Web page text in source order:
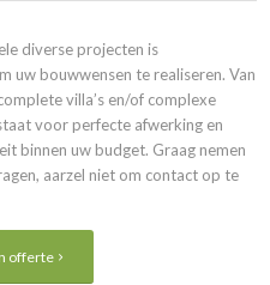
diverse projecten is
uw bouwwensen te realiseren. Van
villa’s en/of complexe
voor perfecte afwerking en
binnen uw budget. Graag nemen
aarzel niet om contact op te
offerte